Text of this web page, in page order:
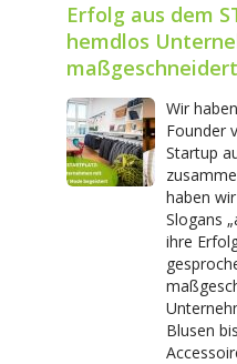
Erfolg aus dem
hemdlos
Wir
Founder
Startup
haben
Slogans
ihre
Blusen